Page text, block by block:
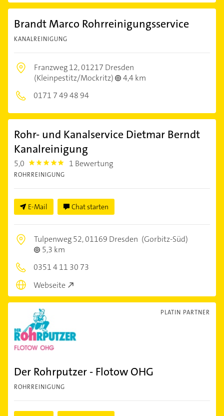
Brandt Marco Rohrreinigungsservice
KANALREINIGUNG
Franzweg 12,01217 Dresden
(Kleinpestitz/Mockritz)
4,4 km
0171 7 49 48 94
Rohr- und Kanalservice Dietmar Berndt
Kanalreinigung
5,0 5.0 1 Bewertung
ROHRREINIGUNG
E-Mail Chat starten
Tulpenweg 52,01169 Dresden (Gorbitz-Süd)
5,3 km
0351 4 11 30 73
Webseite
PLATIN PARTNER
Der Rohrputzer - Flotow OHG
ROHRREINIGUNG